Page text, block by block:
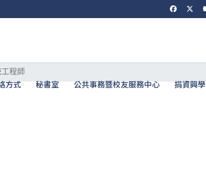
方式 秘書室 公共事務暨校友服務中心 捐資興學
工程師